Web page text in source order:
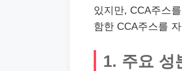
있지만, CCA주스
함한 CCA주스를
1. 주요 성